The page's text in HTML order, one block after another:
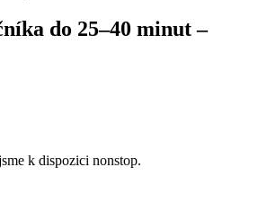
do 25–40 minut–
k dispozici nonstop.